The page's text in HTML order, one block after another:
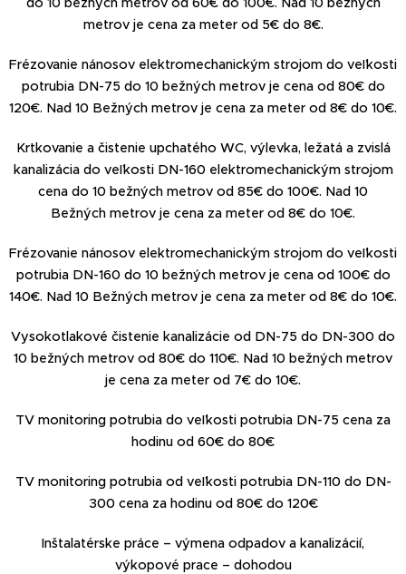
metrov je cena za meter od 5€ do 8€.
Frézovanie nánosov elektromechanickým strojom do veľkosti
potrubia DN-75 do 10 bežných metrov je cena od 80€ do
120€. Nad 10 Bežných metrov je cena za meter od 8€ do 10€.
Krtkovanie a čistenie upchatého WC, výlevka, ležatá a zvislá
kanalizácia do veľkosti DN-160 elektromechanickým strojom
cena do 10 bežných metrov od 85€ do 100€. Nad 10
Bežných metrov je cena za meter od 8€ do 10€.
Frézovanie nánosov elektromechanickým strojom do veľkosti
potrubia DN-160 do 10 bežných metrov je cena od 100€ do
140€. Nad 10 Bežných metrov je cena za meter od 8€ do 10€.
Vysokotlakové čistenie kanalizácie od DN-75 do DN-300 do
10 bežných metrov od 80€ do 110€. Nad 10 bežných metrov
je cena za meter od 7€ do 10€.
TV monitoring potrubia do veľkosti potrubia DN-75 cena za
hodinu od 60€ do 80€
TV monitoring potrubia od veľkosti potrubia DN-110 do DN-
300 cena za hodinu od 80€ do 120€
Inštalatérske práce – výmena odpadov a kanalizácií,
výkopové prace – dohodou